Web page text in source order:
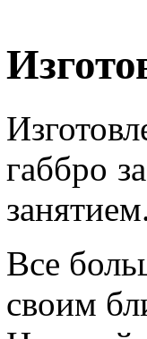
габбро
Все
своим